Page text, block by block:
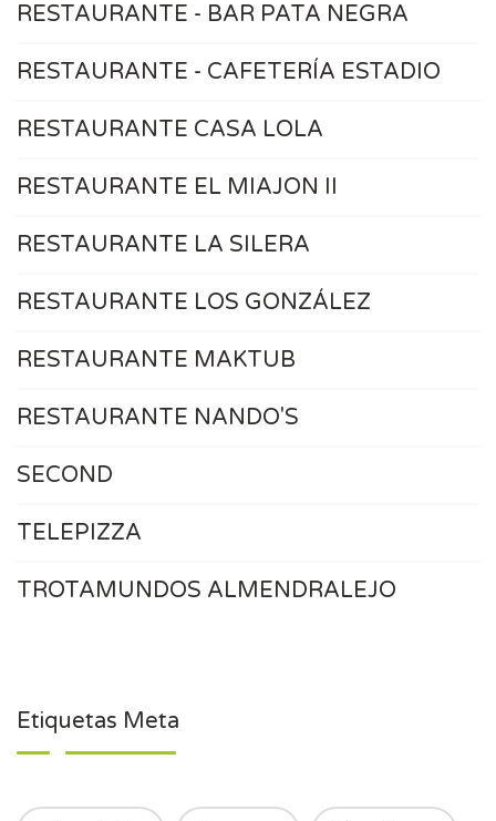
RESTAURANTE - BAR PATA NEGRA
RESTAURANTE - CAFETERÍA ESTADIO
RESTAURANTE CASA LOLA
RESTAURANTE EL MIAJON II
RESTAURANTE LA SILERA
RESTAURANTE LOS GONZÁLEZ
RESTAURANTE MAKTUB
RESTAURANTE NANDO'S
SECOND
TELEPIZZA
TROTAMUNDOS ALMENDRALEJO
Etiquetas Meta